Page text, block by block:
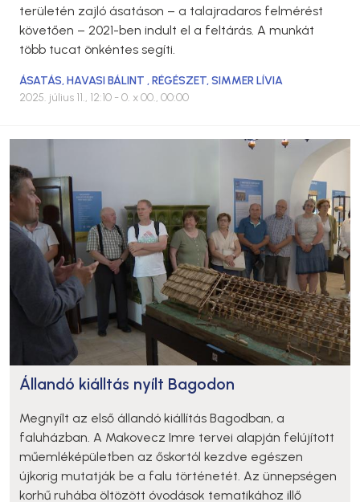
területén zajló ásatáson – a talajradaros felmérést
követően – 2021-ben indult el a feltárás. A munkát
több tucat önkéntes segíti.
ÁSATÁS,HAVASI BÁLINT ,RÉGÉSZET,SIMMER LÍVIA
2025. július 11., 12:10 - 0. x 00., 00:00
Állandó kiálltás nyílt Bagodon
Megnyílt az első állandó kiállítás Bagodban, a
faluházban. A Makovecz Imre tervei alapján felújított
műemléképületben az őskortól kezdve egészen
újkorig mutatják be a falu történetét. Az ünnepségen
korhű ruhába öltözött óvodások tematikához illő